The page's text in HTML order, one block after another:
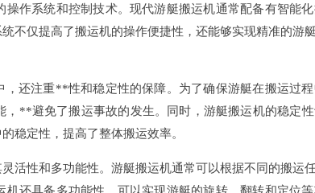
作系统和控制技术。现代游艇搬运机通常配备有智能
不仅提高了搬运机的操作便捷性，还能够实现精准的游
，还注重**性和稳定性的保障。为了确保游艇在搬运过
**避免了搬运事故的发生。同时，游艇搬运机的稳定
稳定性，提高了整体搬运效率。
活性和多功能性。游艇搬运机通常可以根据不同的搬运